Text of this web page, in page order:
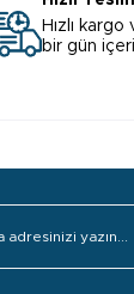
Hızlı
bir gün